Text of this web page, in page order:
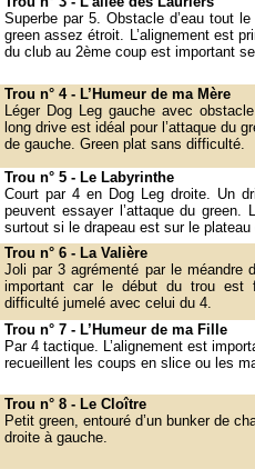
Superbe par 5. Obstacle d’eau tout
green assez étroit. L’alignement est
du club au 2ème coup est important
Trou n° 4 - L’Humeur de ma Mère
Léger Dog Leg gauche avec
long drive est idéal pour l’attaque du
de gauche. Green plat sans difficulté.
Trou n° 5 - Le Labyrinthe
Court par 4 en Dog Leg droite. Un
peuvent essayer l’attaque du
surtout si le drapeau est sur le plateau
Trou n° 6 - La Valière
Joli par 3 agrémenté par le méandre
important car le début du trou est
difficulté jumelé avec celui du 4.
Trou n° 7 - L’Humeur de ma Fille
Par 4 tactique. L’alignement est
recueillent les coups en slice ou les
Trou n° 8 - Le Cloître
Petit green, entouré d’un bunker de
droite à gauche.